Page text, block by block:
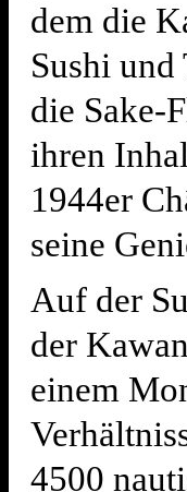
dem die
Sushi und
die Sake-
ihren
1944er
seine
Auf der
der
einem
4500